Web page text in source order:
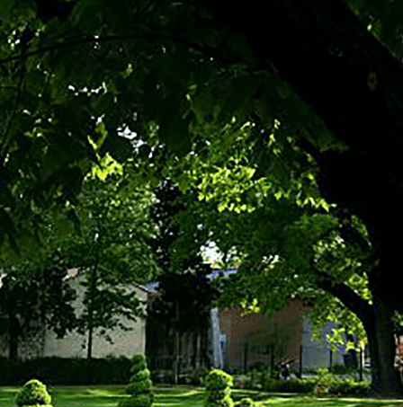
Exporter les lignes sélectionnées
Exporter toutes les colonnes
Exporter uniquement les colonnes affichées
Menu
<
>
Membres du Conseil d'administration
Nos actions
Comptes-rendus Conseil d'Administration
Comptes-Rendus Assemblée Générale
Conseil d'Administration
Statuts du CIQ
Relation institutionnels (Courriers, CR...)
Ajoutez un logo, un bouton, des réseaux sociaux
Cliquez pour éditer